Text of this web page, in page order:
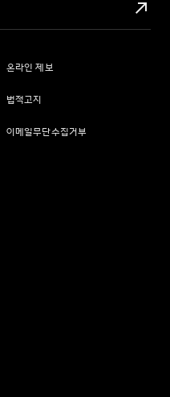
온라인 제보
법적고지
이메일무단수집거부